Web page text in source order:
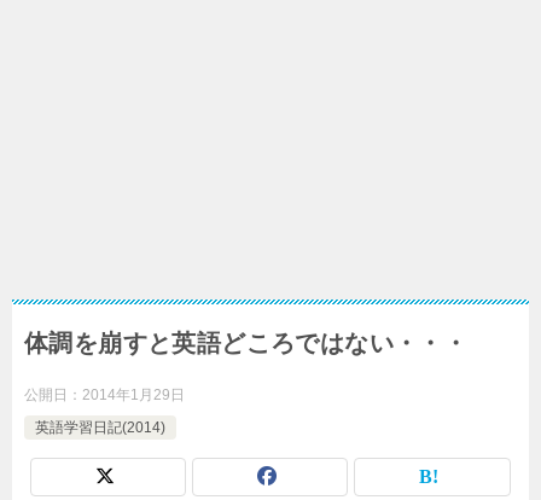
体調を崩すと英語どころではない・・・
公開日： 2014年1月29日
英語学習日記(2014)